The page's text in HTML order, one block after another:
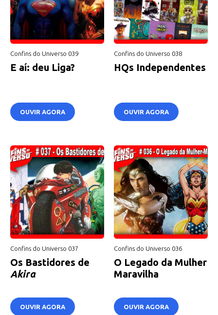
Confins do Universo 039
E aí: deu Liga?
OUVIR AGORA
Confins do Universo 038
HQs Independentes
OUVIR AGORA
Confins do Universo 037
Os Bastidores de
Akira
OUVIR AGORA
Confins do Universo 036
O Legado da Mulher
Maravilha
OUVIR AGORA